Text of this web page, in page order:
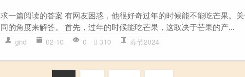
求一篇阅读的答案 有网友困惑，他很好奇过年的时候能不能吃芒果。
同的角度来解答。 首先，过年的时候能吃芒果，这取决于芒果的产...
gnd 02-10 0 310 春节2024